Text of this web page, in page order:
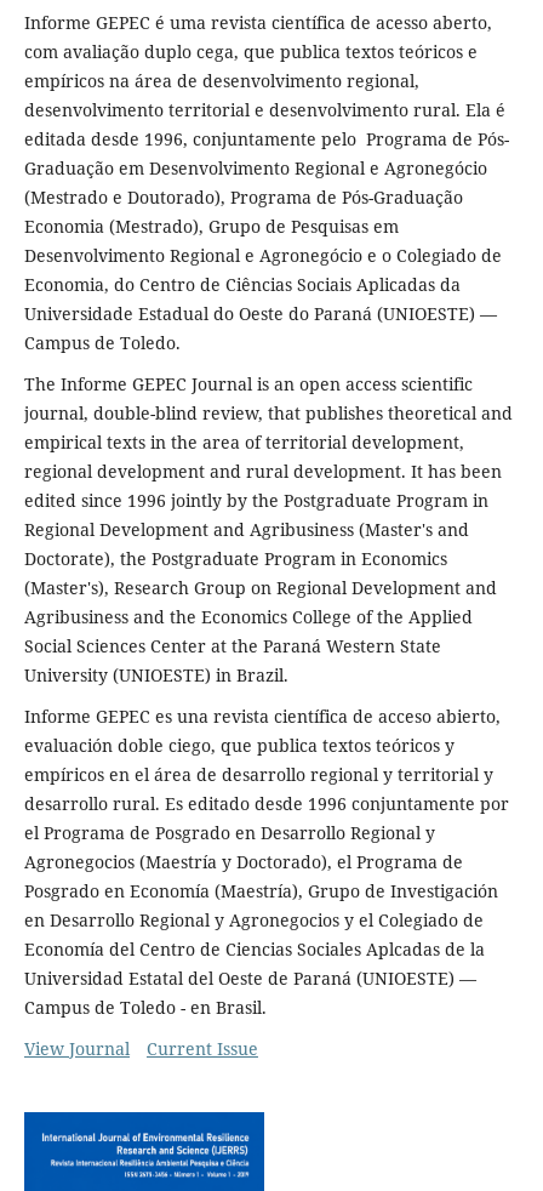
Informe GEPEC é uma revista científica de acesso aberto,
com avaliação duplo cega, que publica textos teóricos e
empíricos na área de desenvolvimento regional,
desenvolvimento territorial e desenvolvimento rural. Ela é
editada desde 1996, conjuntamente pelo Programa de Pós-
Graduação em Desenvolvimento Regional e Agronegócio
(Mestrado e Doutorado), Programa de Pós-Graduação
Economia (Mestrado), Grupo de Pesquisas em
Desenvolvimento Regional e Agronegócio e o Colegiado de
Economia, do Centro de Ciências Sociais Aplicadas da
Universidade Estadual do Oeste do Paraná (UNIOESTE) —
Campus de Toledo.
The Informe GEPEC Journal is an open access scientific
journal, double-blind review, that publishes theoretical and
empirical texts in the area of territorial development,
regional development and rural development. It has been
edited since 1996 jointly by the Postgraduate Program in
Regional Development and Agribusiness (Master's and
Doctorate), the Postgraduate Program in Economics
(Master's), Research Group on Regional Development and
Agribusiness and the Economics College of the Applied
Social Sciences Center at the Paraná Western State
University (UNIOESTE) in Brazil.
Informe GEPEC es una revista científica de acceso abierto,
evaluación doble ciego, que publica textos teóricos y
empíricos en el área de desarrollo regional y territorial y
desarrollo rural. Es editado desde 1996 conjuntamente por
el Programa de Posgrado en Desarrollo Regional y
Agronegocios (Maestría y Doctorado), el Programa de
Posgrado en Economía (Maestría), Grupo de Investigación
en Desarrollo Regional y Agronegocios y el Colegiado de
Economía del Centro de Ciencias Sociales Aplcadas de la
Universidad Estatal del Oeste de Paraná (UNIOESTE) —
Campus de Toledo - en Brasil.
View Journal
Current Issue